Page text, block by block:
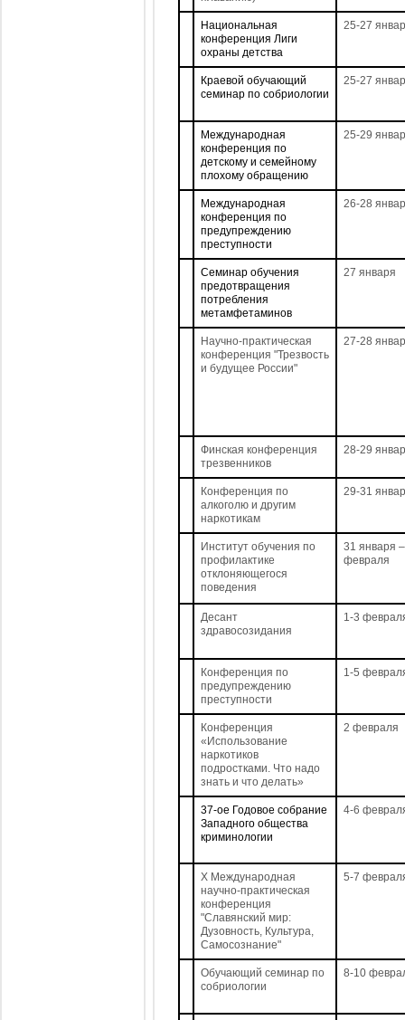
Национальная
конференция Лиги
охраны детства
25-27
Краевой обучающий
семинар по собриологии
25-27
Международная
конференция по
детскому и семейному
плохому обращению
25-29
Международная
конференция по
предупреждению
преступности
26-28
Семинар обучения
предотвращения
потребления
метамфетаминов
27 января
Научно-практическая
конференция "Трезвость
и будущее России"
27-28
Финская конференция
трезвенников
28-29
Конференция по
алкоголю и другим
наркотикам
29-31
Институт обучения по
профилактике
отклоняющегося
поведения
31 января
февраля
Десант
здравосозидания
1-3
Конференция по
предупреждению
преступности
1-5
Конференция
«Использование
наркотиков
подростками. Что надо
знать и что делать»
2 февраля
37-ое Годовое собрание
Западного общества
криминологии
4-6
X Международная
научно-практическая
конференция
"Славянский мир:
Дузовность, Культура,
Самосознание"
5-7
Обучающий семинар по
собриологии
8-10